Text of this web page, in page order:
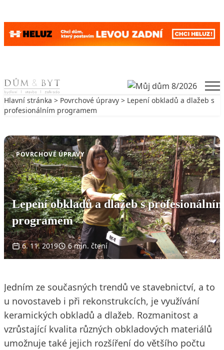
Skip to content
Hlavní stránka > Povrchové úpravy > Lepení obkladů a dlažeb s
profesionálním programem
POVRCHOVÉ ÚPRAVY
Lepení obkladů a dlažeb s
programem
6. 11. 2019 6 min. čtení
Jedním ze současných trendů ve stavebnictví, a to
u novostaveb i při rekonstrukcích, je využívání
keramických obkladů a dlažeb. Rozmanitost a
vzrůstající kvalita různých obkladových materiálů
umožnuje také jejich rozšíření do většího počtu